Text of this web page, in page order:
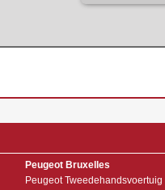
Peugeot Bruxelles
Peugeot